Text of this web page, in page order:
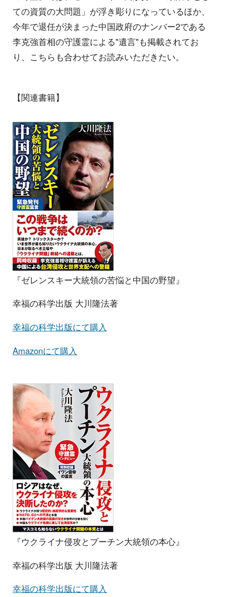
ての資質の大問題」が浮き彫りになっているほか、
今年で退任が決まった中国政府のナンバー2である
李克強首相の守護霊による"遺言"も掲載されてお
り、こちらも合わせてお読みいただきたい。
【関連書籍】
『ゼレンスキー大統領の苦悩と中国の野望』
幸福の科学出版 大川隆法著
幸福の科学出版にて購入
Amazonにて購入
『ウクライナ侵攻とプーチン大統領の本心』
幸福の科学出版 大川隆法著
幸福の科学出版にて購入